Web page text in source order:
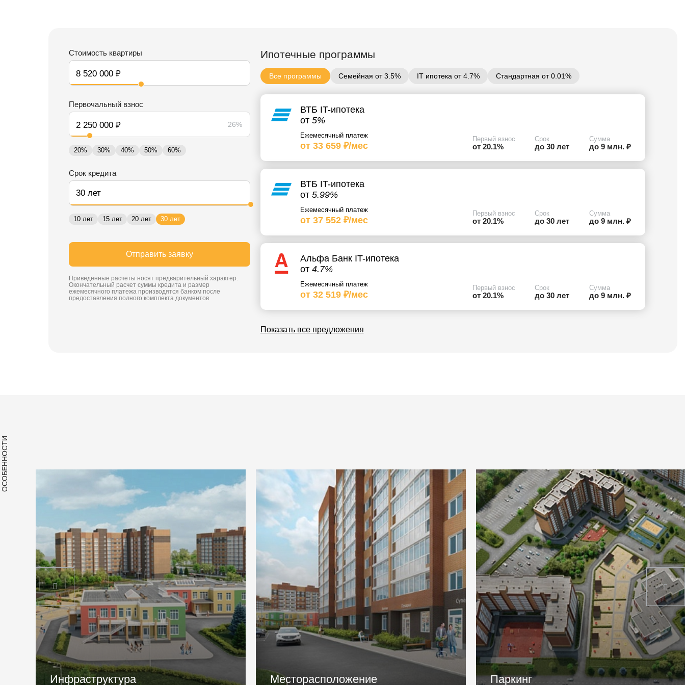
Стоимость квартиры
Первочальный взнос
26%
20% 30% 40% 50% 60%
Срок кредита
10 лет 15 лет 20 лет 30 лет
Отправить заявку
Приведенные расчеты носят предварительный характер.
Окончательный расчет суммы кредита и размер
ежемесячного платежа производятся банком после
предоставления полного комплекта документов
Ипотечные программы
Все программы Семейная от 3.5% IT ипотека от 4.7% Стандартная от 0.01%
ВТБ IT-ипотека
от 5%
Ежемесячный платеж
от 33 659 ₽/мес
Первый взнос
от 20.1%
Срок
до 30 лет
Сумма
до 9 млн. ₽
ВТБ IT-ипотека
от 5.99%
Ежемесячный платеж
от 37 552 ₽/мес
Первый взнос
от 20.1%
Срок
до 30 лет
Сумма
до 9 млн. ₽
Альфа Банк IT-ипотека
от 4.7%
Ежемесячный платеж
от 32 519 ₽/мес
Первый взнос
от 20.1%
Срок
до 30 лет
Сумма
до 9 млн. ₽
Показать все предложения
ОСОБЕННОСТИ
Месторасположение Паркинг Входные группы